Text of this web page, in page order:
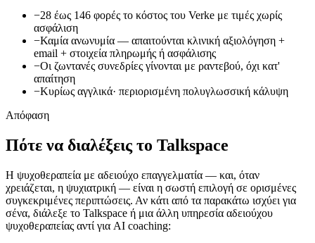
−28 έως 146 φορές το κόστος του Verke με τιμές χωρίς
ασφάλιση
−Καμία ανωνυμία — απαιτούνται κλινική αξιολόγηση +
email + στοιχεία πληρωμής ή ασφάλισης
−Οι ζωντανές συνεδρίες γίνονται με ραντεβού, όχι κατ'
απαίτηση
−Κυρίως αγγλικά· περιορισμένη πολυγλωσσική κάλυψη
Απόφαση
Πότε να διαλέξεις το Talkspace
Η ψυχοθεραπεία με αδειούχο επαγγελματία — και, όταν
χρειάζεται, η ψυχιατρική — είναι η σωστή επιλογή σε ορισμένες
συγκεκριμένες περιπτώσεις. Αν κάτι από τα παρακάτω ισχύει για
σένα, διάλεξε το Talkspace ή μια άλλη υπηρεσία αδειούχου
ψυχοθεραπείας αντί για AI coaching: